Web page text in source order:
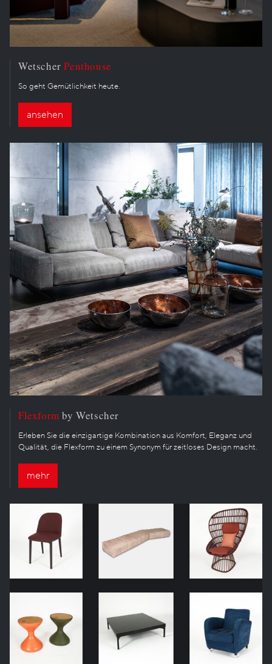
WetscherPenthouse
So geht Gemütlichkeit heute.
ansehen
Flexform by Wetscher
Erleben Sie die einzigartige Kombination aus Komfort, Eleganz und
Qualität, die Flexform zu einem Synonym für zeitloses Design macht.
mehr